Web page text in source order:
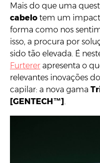
Mais do que uma
cabelo tem um
forma como nos
isso, a procura por
sido tão elevada. É
Furterer apresenta o
relevantes inovações
capilar: a nova gama
[GENTECH™].